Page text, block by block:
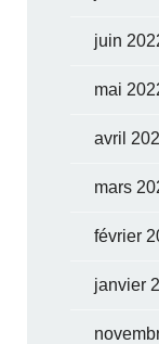
juin
mai
avril
mars
février
janvier